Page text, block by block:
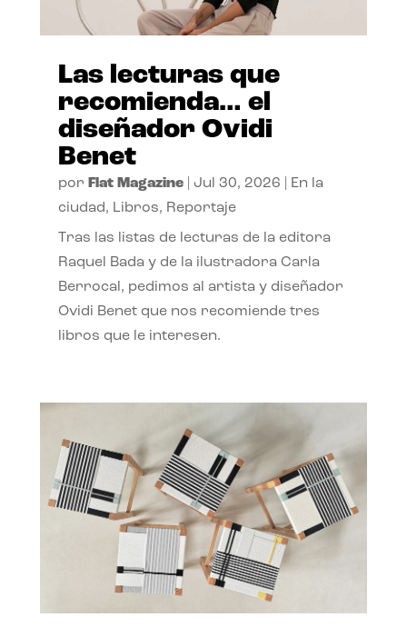
Las lecturas que
recomienda… el
diseñador Ovidi
Benet
por Flat Magazine| Jul 30, 2026
En la
ciudad, Libros, Reportaje
Tras las listas de lecturas de la editora
Raquel Bada y de la ilustradora Carla
Berrocal, pedimos al artista y diseñador
Ovidi Benet que nos recomiende tres
libros que le interesen.